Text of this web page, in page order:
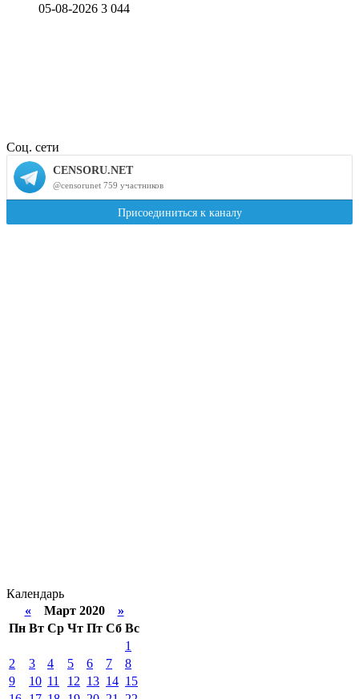
05-08-2026 3 044
Соц. сети
Календарь
«Март 2020 »
Пн Вт Ср Чт Пт Сб Вс
1
2
3 4 5 6 7
8
9
10 11 12 13 14 15